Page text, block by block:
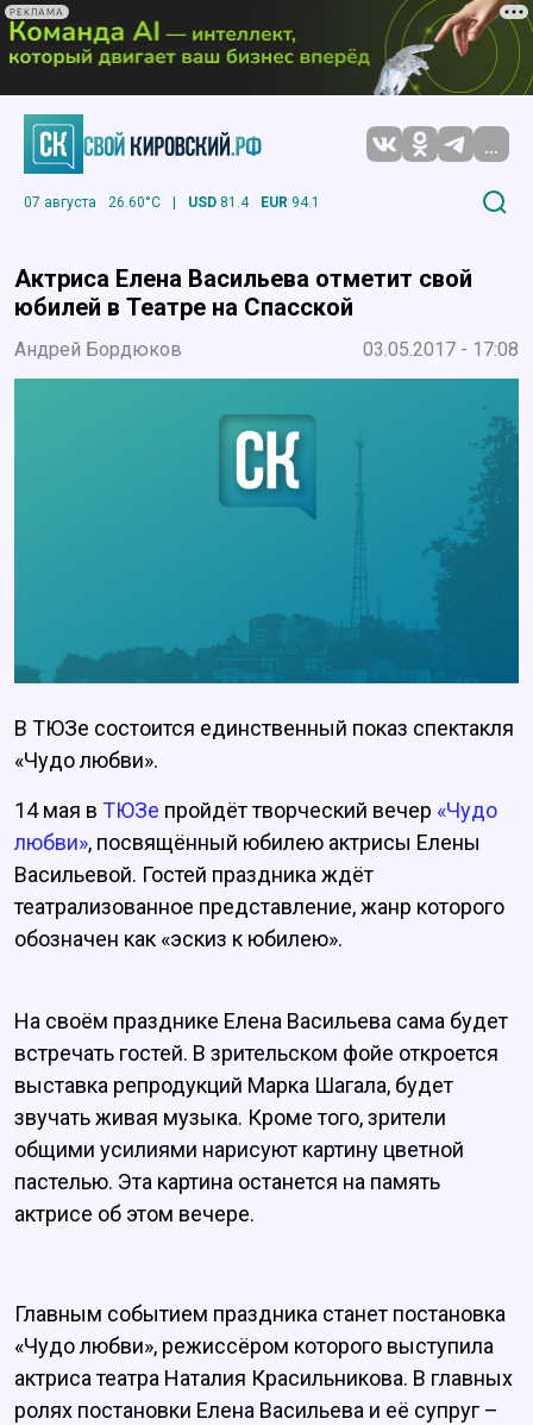
РЕКЛАМА
...
07 августа 26.60°C | USD 81.4 EUR 94.1
Актриса Елена Васильева отметит свой
юбилей в Театре на Спасской
Андрей Бордюков 03.05.2017 - 17:08
В ТЮЗе состоится единственный показ спектакля
«Чудо любви».
14 мая в ТЮЗе пройдёт творческий вечер «Чудо
любви», посвящённый юбилею актрисы Елены
Васильевой. Гостей праздника ждёт
театрализованное представление, жанр которого
обозначен как «эскиз к юбилею».
На своём празднике Елена Васильева сама будет
встречать гостей. В зрительском фойе откроется
выставка репродукций Марка Шагала, будет
звучать живая музыка. Кроме того, зрители
общими усилиями нарисуют картину цветной
пастелью. Эта картина останется на память
актрисе об этом вечере.
Главным событием праздника станет постановка
«Чудо любви», режиссёром которого выступила
актриса театра Наталия Красильникова. В главных
ролях постановки Елена Васильева и её супруг –